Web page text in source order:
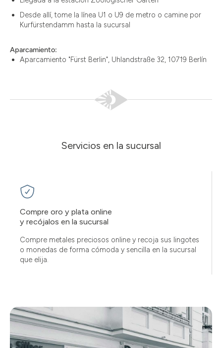
Desde allí, tome la línea U1 o U9 de metro o camine por
Kurfürstendamm hasta la sucursal
Aparcamiento:
Aparcamiento "Fürst Berlin", Uhlandstraße 32, 10719 Berlín
Servicios en la sucursal
Compre oro y plata online
y recójalos en la sucursal
Compre metales preciosos online y recoja sus lingotes
o monedas de forma cómoda y sencilla en la sucursal
que elija.